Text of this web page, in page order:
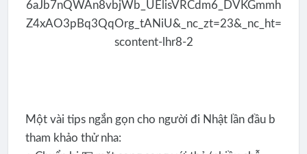
Một vài tips ngắn gọn cho người đi Nhật lần đầu b
tham khảo thử nha: